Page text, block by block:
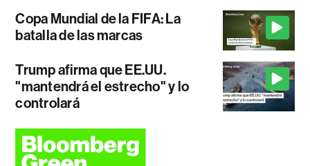
Copa Mundial de la FIFA: La
batalla de las marcas
Trump afirma que EE.UU.
"mantendrá el estrecho" y lo
controlará